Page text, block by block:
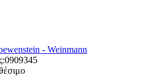
- Weinmann